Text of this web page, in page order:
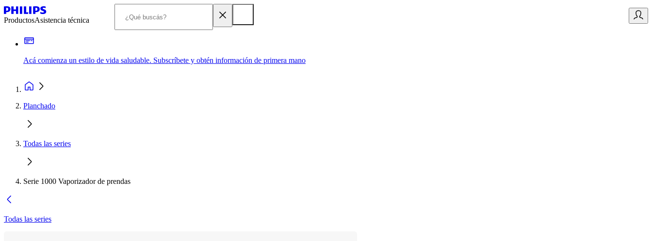
ProductosAsistencia técnica
Acá comienza un estilo de vida saludable. Subscríbete y obtén información de primera mano
Planchado
Todas las series
Serie 1000 Vaporizador de prendas
Todas las series